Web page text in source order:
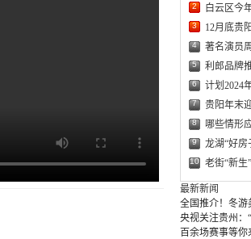
2 白云区今
3 12月底贵
4 著名演员
5 利郎品牌
6 计划2024
7 贵阳年末
8 哪些情形
9 龙湖“好房
10 老街“新
最新新闻
全国推介！冬游
央视关注贵州：
百余场赛事等你